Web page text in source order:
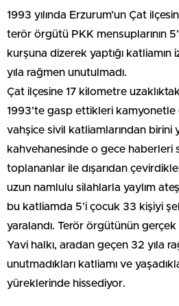
1993 yılında Erzurum’un Çat
terör örgütü PKK mensuplarının
kurşuna dizerek yaptığı
yıla rağmen unutulmadı.
Çat ilçesine 17 kilometre
1993’te gasp ettikleri kamyonetle
vahşice sivil katliamlarından birini
kahvehanesinde o gece haberleri
toplananlar ile dışarıdan
uzun namlulu silahlarla yaylım
bu katliamda 5’i çocuk 33 kişiyi
yaralandı. Terör örgütünün gerçek
Yavi halkı, aradan geçen 32 yıla
unutmadıkları katliamı ve
yüreklerinde hissediyor.